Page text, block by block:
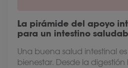
La pirámide del apoyo
para un intestino
Una buena salud intestinal
bienestar. Desde la digestión